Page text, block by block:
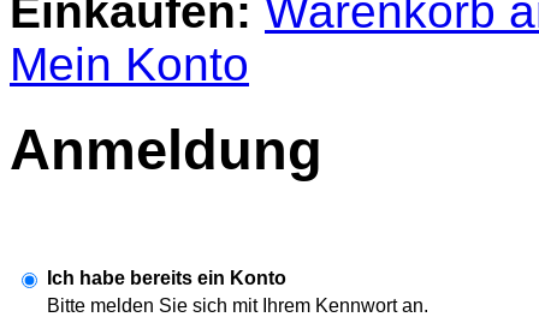
Einkaufen: Warenkorb
Mein Konto
Anmeldung
Ich habe bereits ein Konto
Bitte melden Sie sich mit Ihrem Kennwort an.